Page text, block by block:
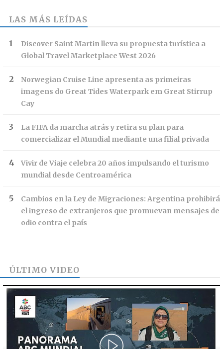
LAS MÁS LEÍDAS
Discover Saint Martin lleva su propuesta turística a
Global Travel Marketplace West 2026
Norwegian Cruise Line apresenta as primeiras
imagens do Great Tides Waterpark em Great Stirrup
Cay
La FIFA da marcha atrás y retira su plan para
comercializar el Mundial mediante una filial privada
Vivir de Viaje celebra 20 años impulsando el turismo
mundial desde Centroamérica
Cambios en la Ley de Migraciones: Argentina prohibirá
el ingreso de extranjeros que promuevan mensajes de
odio contra el país
ÚLTIMO VIDEO